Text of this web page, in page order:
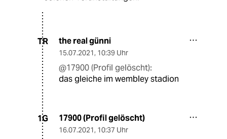
TR the real günni
15.07.2021, 10:39 Uhr
@17900 (Profil gelöscht):
das gleiche im wembley stadion
1G 17900 (Profil gelöscht)
16.07.2021, 10:37 Uhr